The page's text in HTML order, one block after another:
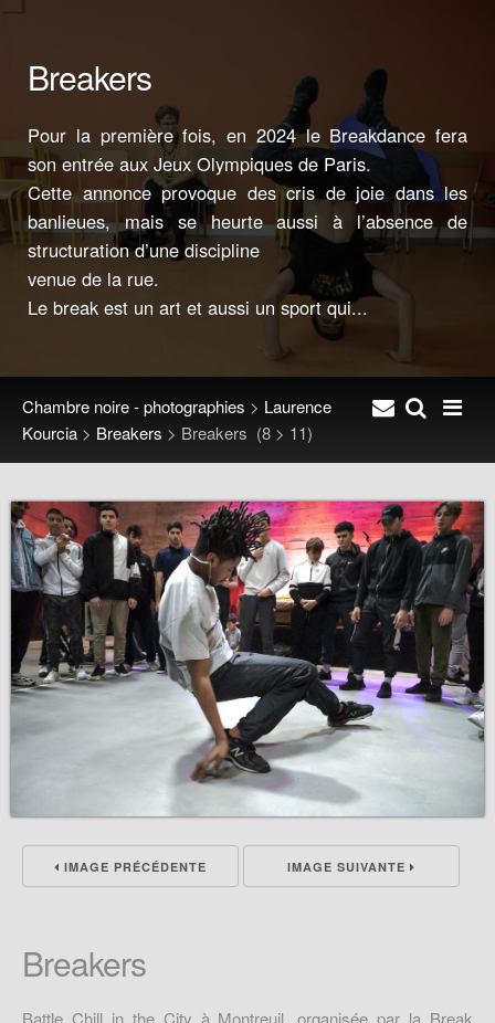
Breakers
Pour la première fois, en 2024 le Breakdance fera
son entrée aux Jeux Olympiques de Paris.
Cette annonce provoque des cris de joie dans les
banlieues, mais se heurte aussi à l’absence de
structuration d’une discipline
venue de la rue.
Le break est un art et aussi un sport qui...
Chambre noire - photographies > Laurence
Kourcia > Breakers > Breakers (8 > 11)
IMAGE PRÉCÉDENTE IMAGE SUIVANTE
Breakers
Battle Chill in the City à Montreuil, organisée par la Break